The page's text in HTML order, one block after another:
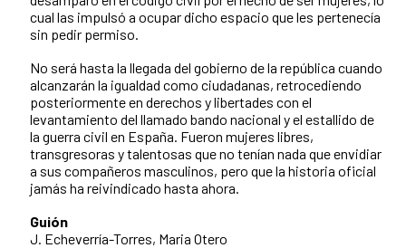
cual las impulsó a ocupar dicho espacio que les pertenecía
sin pedir permiso.
No será hasta la llegada del gobierno de la república cuando
alcanzarán la igualdad como ciudadanas, retrocediendo
posteriormente en derechos y libertades con el
levantamiento del llamado bando nacional y el estallido de
la guerra civil en España. Fueron mujeres libres,
transgresoras y talentosas que no tenían nada que envidiar
a sus compañeros masculinos, pero que la historia oficial
jamás ha reivindicado hasta ahora.
Guión
J. Echeverría-Torres, Maria Otero